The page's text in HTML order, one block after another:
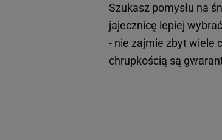
Szukasz pomysłu na
jajecznicę lepiej wybrać
- nie zajmie zbyt wiele
chrupkością są